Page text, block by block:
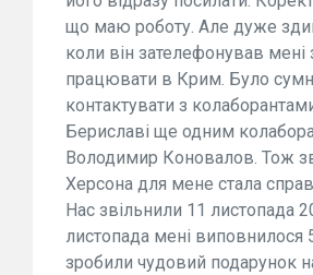
що маю роботу. Але дуже
коли він зателефонував мені
працювати в Крим. Було
контактувати з
Бериславі ще одним
Володимир Коновалов. Тож
Херсона для мене стала
Нас звільнили 11 листопада
листопада мені виповнилося
зробили чудовий подарунок